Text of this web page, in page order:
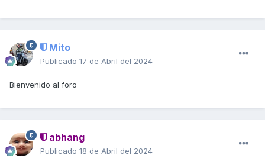
Mito
Publicado 17 de Abril del 2024
Bienvenido al foro
abhang
Publicado 18 de Abril del 2024